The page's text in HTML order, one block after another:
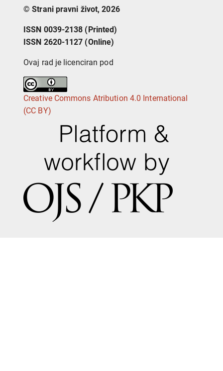
© Strani pravni život, 2026
ISSN 0039-2138 (Printed)
ISSN 2620-1127 (Online)
Ovaj rad je licenciran pod
Creative Commons Atribution 4.0 International
(CC BY)